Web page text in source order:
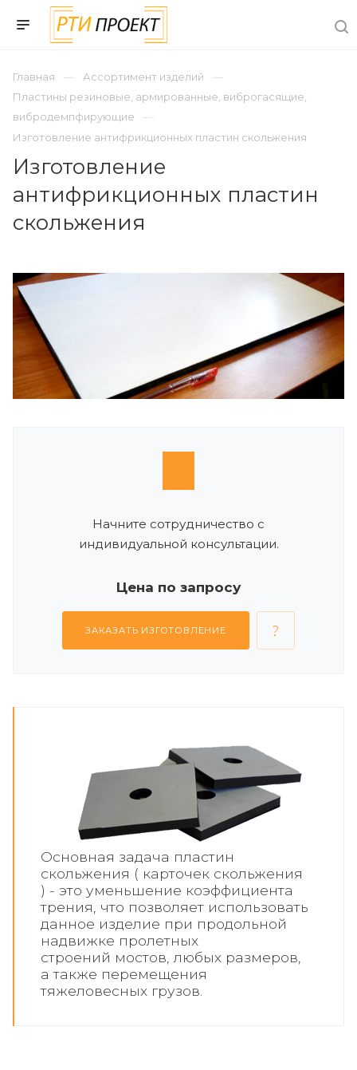
Главная
Ассортимент изделий
Пластины резиновые, армированные, виброгасящие,
вибродемпфирующие
Изготовление антифрикционных пластин скольжения
Изготовление
антифрикционных пластин
скольжения
Начните сотрудничество с
индивидуальной консультации.
Цена по запросу
ЗАКАЗАТЬ ИЗГОТОВЛЕНИЕ
Основная задача пластин
скольжения ( карточек скольжения
) - это уменьшение коэффициента
трения, что позволяет использовать
данное изделие при продольной
надвижке пролетных
строений мостов, любых размеров,
а также перемещения
тяжеловесных грузов.